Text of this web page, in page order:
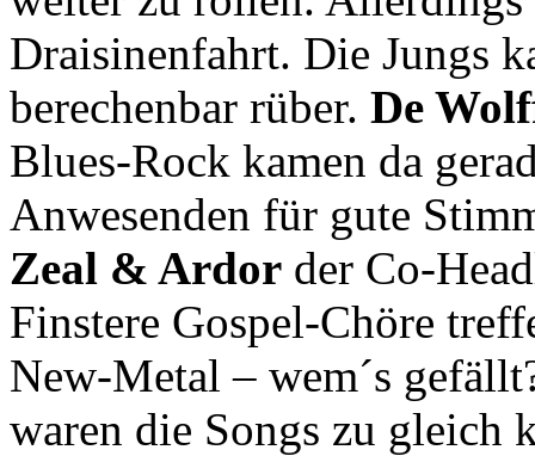
Draisinenfahrt. Die Jungs
berechenbar rüber. De
Blues-Rock kamen da
Anwesenden für gute
Zeal & Ardor der Co-
Finstere Gospel-Chöre
New-Metal – wem´s
waren die Songs zu gleich